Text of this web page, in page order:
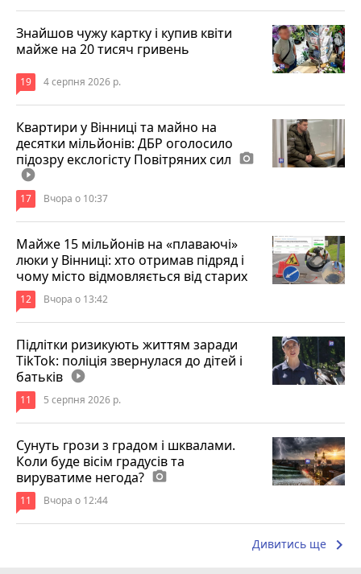
Знайшов чужу картку і купив квіти
майже на 20 тисяч гривень
19 4 серпня 2026 р.
Квартири у Вінниці та майно на
десятки мільйонів: ДБР оголосило
підозру екслогісту Повітряних сил photo_camera
play_circle_filled
17 Вчора о 10:37
Майже 15 мільйонів на «плаваючі»
люки у Вінниці: хто отримав підряд і
чому місто відмовляється від старих
12 Вчора о 13:42
Підлітки ризикують життям заради
TikTok: поліція звернулася до дітей і
батьків play_circle_filled
11 5 серпня 2026 р.
Сунуть грози з градом і шквалами.
Коли буде вісім градусів та
вируватиме негода? photo_camera
11 Вчора о 12:44
Дивитись ще keyboard_arrow_right